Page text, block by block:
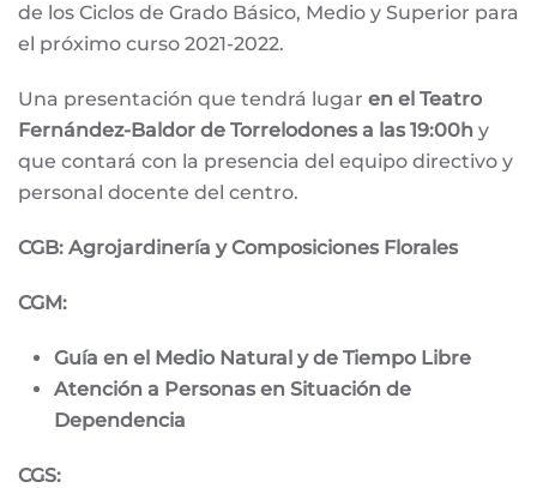
de los Ciclos de Grado Básico, Medio y Superior para
el próximo curso 2021-2022.
Una presentación que tendrá lugar en el Teatro
Fernández-Baldor de Torrelodones a las 19:00h y
que contará con la presencia del equipo directivo y
personal docente del centro.
CGB: Agrojardinería y Composiciones Florales
CGM:
Guía en el Medio Natural y de Tiempo Libre
Atención a Personas en Situación de
Dependencia
CGS: